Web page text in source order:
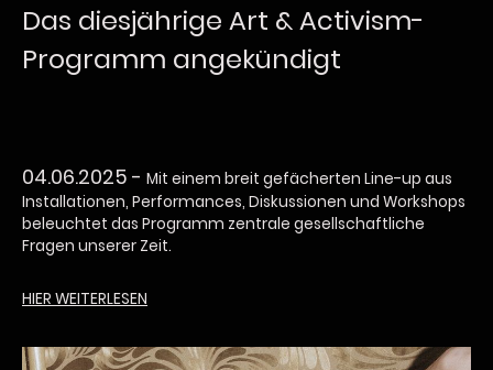
Das diesjährige Art & Activism-
Programm angekündigt
04.06.2025 - Mit einem breit gefächerten Line-up aus
Installationen, Performances, Diskussionen und Workshops
beleuchtet das Programm zentrale gesellschaftliche
Fragen unserer Zeit.
HIER WEITERLESEN